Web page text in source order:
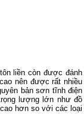
liền còn được đánh
nên được rất nhiều
bản sơn tĩnh điện
lượng lớn như đồ
cao hơn so với các loại